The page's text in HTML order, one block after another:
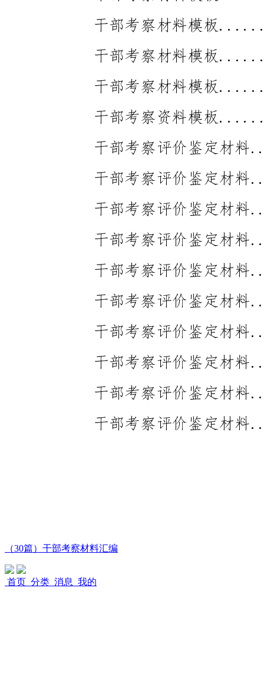
（30篇）干部考察材料汇编
首页 分类 消息 我的